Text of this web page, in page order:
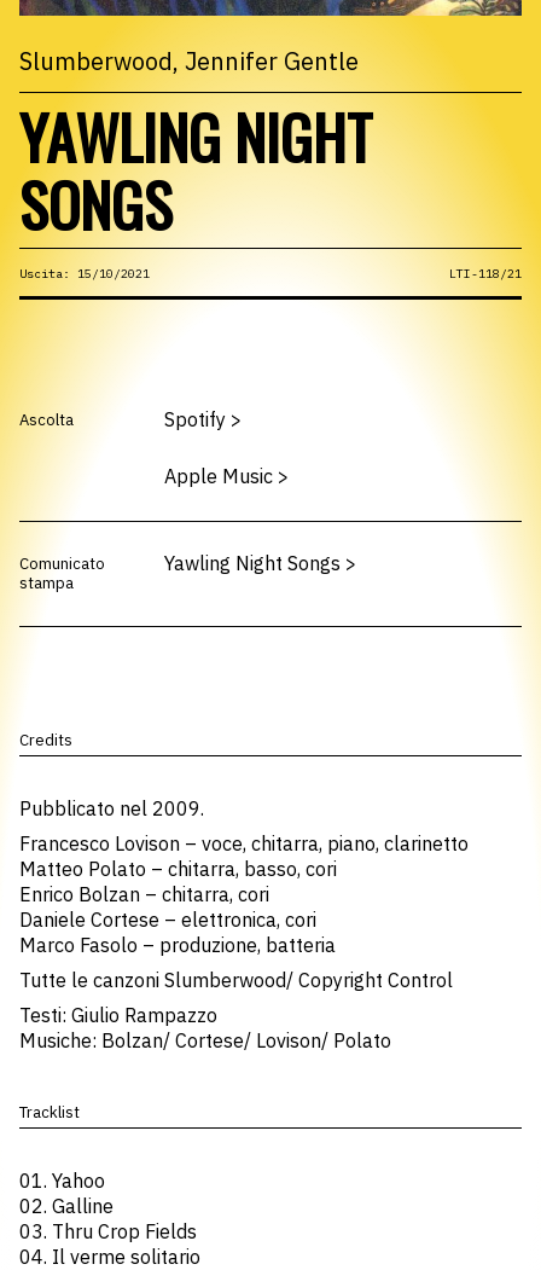
Slumberwood, Jennifer Gentle
YAWLING NIGHT
SONGS
Uscita: 15/10/2021 LTI-118/21
Ascolta Spotify >
Apple Music >
Comunicato
stampa
Yawling Night Songs >
Credits
Pubblicato nel 2009.
Francesco Lovison – voce, chitarra, piano, clarinetto
Matteo Polato – chitarra, basso, cori
Enrico Bolzan – chitarra, cori
Daniele Cortese – elettronica, cori
Marco Fasolo – produzione, batteria
Tutte le canzoni Slumberwood/ Copyright Control
Testi: Giulio Rampazzo
Musiche: Bolzan/ Cortese/ Lovison/ Polato
Tracklist
01. Yahoo
02. Galline
03. Thru Crop Fields
04. Il verme solitario